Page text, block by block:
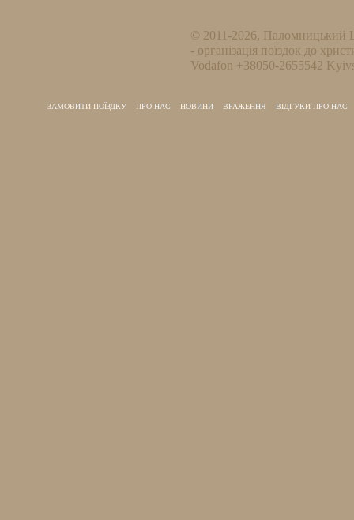
© 2011-2026, Паломницький
- організація поїздок до
Vodafon +38050-2655542
ЗАМОВИТИ ПОЇЗДКУ ПРО НАС НОВИНИ ВРАЖЕННЯ ВІДГУКИ ПРО НАС